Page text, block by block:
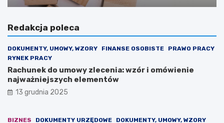
Redakcja poleca
DOKUMENTY, UMOWY, WZORY FINANSE OSOBISTE
PRAWO PRACY
RYNEK PRACY
Rachunek do umowy zlecenia: wzór i omówienie
najważniejszych elementów
13 grudnia 2025
BIZNES DOKUMENTY URZĘDOWE
DOKUMENTY, UMOWY, WZORY